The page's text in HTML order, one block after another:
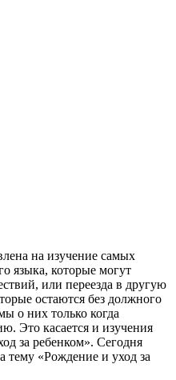
на изучение самых
языка, которые могут
или переезда в другую
остаются без должного
о них только когда
Это касается и изучения
за ребенком». Сегодня
тему «Рождение и уход за